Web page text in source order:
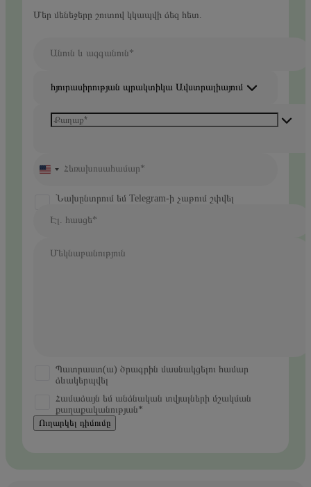
Մեր մենեջերը շուտով կկապվի ձեզ հետ.
Անուն և ազգանուն*
հյուրասիրության պրակտիկա Ավստրալիայում
United
+1
Հեռախոսահամար*
Նախընտրում եմ Telegram-ի չաթում շփվել
Էլ. հասցե*
Մեկնաբանություն
Պատրաստ(ա) ծրագրին մասնակցելու համար
ձևակերպվել
Համաձայն եմ անձնական տվյալների մշակման
քաղաքականության*
Ուղարկել դիմումը